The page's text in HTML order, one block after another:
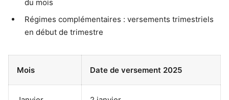
du mois
Régimes complémentaires : versements trimestriels
en début de trimestre
Mois Date de versement 2025